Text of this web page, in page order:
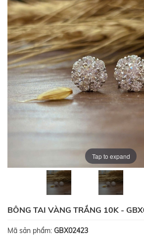
Tap to expand
BÔNG TAI VÀNG TRẮNG 10K -
Mã sản phẩm: GBX02423